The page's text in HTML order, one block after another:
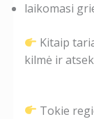
laikomasi
Kitaip
kilmė ir
Tokie